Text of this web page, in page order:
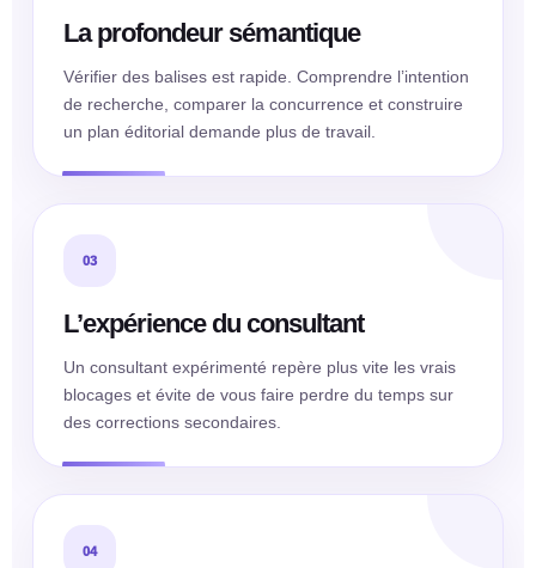
La profondeur sémantique
Vérifier des balises est rapide. Comprendre l’intention
de recherche, comparer la concurrence et construire
un plan éditorial demande plus de travail.
03
L’expérience du consultant
Un consultant expérimenté repère plus vite les vrais
blocages et évite de vous faire perdre du temps sur
des corrections secondaires.
04